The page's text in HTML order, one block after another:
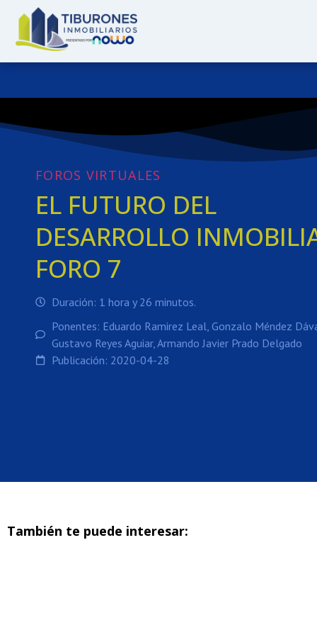
FOROS VIRTUALES :
EL FUTURO DEL
DESARROLLO
FORO 7
Duración: 1 hora y 26 minutos.
Ponentes: Eduardo Ramirez Leal, Gonzalo Méndez
Gustavo Reyes Aguiar, Armando Javier Prado Delgado
Publicación: 2020-04-28
También te puede interesar: